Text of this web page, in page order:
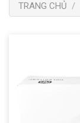
TRANG CHỦ /